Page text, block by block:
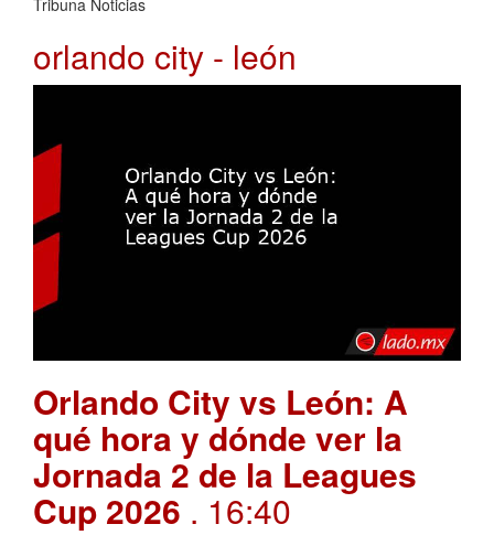
Tribuna Noticias
orlando city - león
Orlando City vs León: A
qué hora y dónde ver la
Jornada 2 de la Leagues
Cup 2026 . 16:40